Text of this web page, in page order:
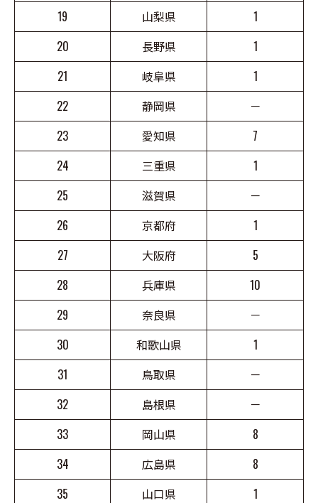
19 山梨県
1
20
長野県
1
21
岐阜県
1
22
静岡県
－
23
愛知県
7
24
三重県
1
25
滋賀県
－
26
京都府
1
27
大阪府
5
28
兵庫県
10
29
奈良県
－
30
和歌山県
1
31
鳥取県
－
32
島根県
－
33
岡山県
8
34
広島県
8
35
山口県
1